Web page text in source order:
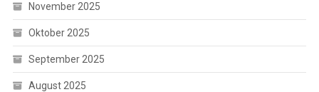
November 2025
Oktober 2025
September 2025
August 2025